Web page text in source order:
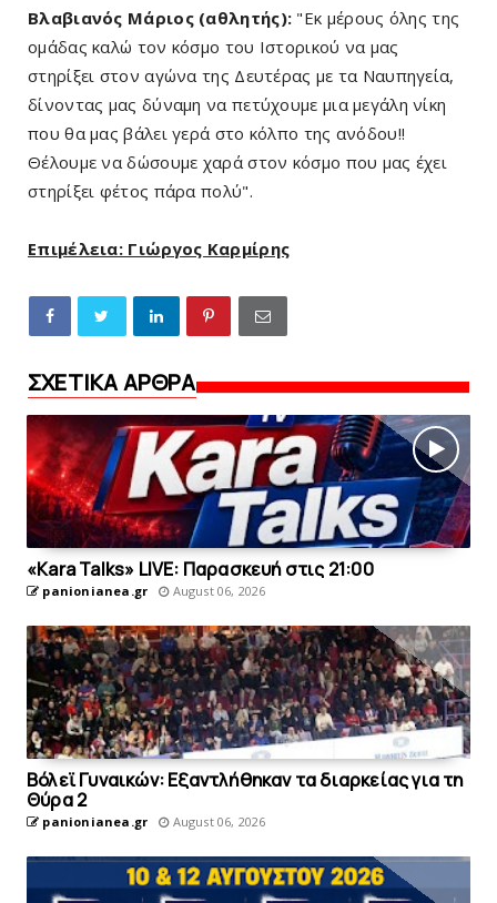
Βλαβιανός Μάριος (αθλητής): "Εκ μέρους όλης της
ομάδας καλώ τον κόσμο του Ιστορικού να μας
στηρίξει στον αγώνα της Δευτέρας με τα Ναυπηγεία,
δίνοντας μας δύναμη να πετύχουμε μια μεγάλη νίκη
που θα μας βάλει γερά στο κόλπο της ανόδου!!
Θέλουμε να δώσουμε χαρά στον κόσμο που μας έχει
στηρίξει φέτος πάρα πολύ".
Επιμέλεια: Γιώργος Καρμίρης
ΣΧΕΤΙΚΑ ΑΡΘΡΑ
«Kara Talks» LIVE: Παρασκευή στις 21:00
panionianea.gr August 06, 2026
Bόλεϊ Γυναικών: Εξαντλήθηκαν τα διαρκείας για τη
Θύρα 2
panionianea.gr August 06, 2026